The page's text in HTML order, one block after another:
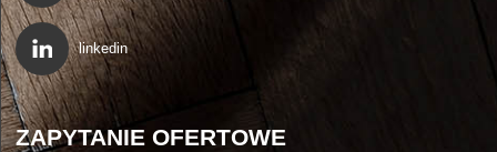
linkedin
ZAPYTANIE OFERTOWE